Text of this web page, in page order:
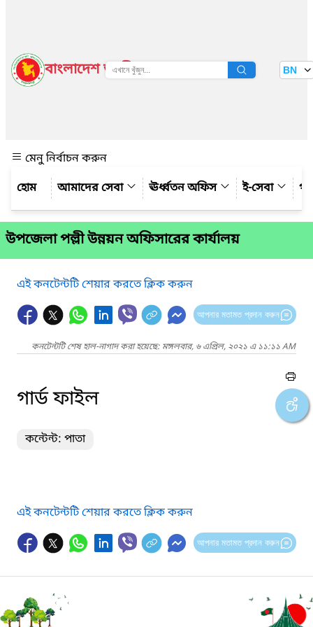
বাংলাদেশ জাতীয় তথ্য বাতায়ন BN
মেনু নির্বাচন করুন
আমাদের সেবা
ঊর্ধ্বতন অফিস ই-সেবা
উপজেলা পল্লী উন্নয়ন অফিসারের কার্যালয়
এই কনটেন্টটি শেয়ার করতে ক্লিক করুন
আপনার মতামত প্রদান করুন
কনটেন্টটি শেষ হাল-নাগাদ করা হয়েছে: মঙ্গলবার, ৬ এপ্রিল, ২০২১ এ ১১:১১ AM
গার্ড ফাইল
কন্টেন্ট: পাতা
এই কনটেন্টটি শেয়ার করতে ক্লিক করুন
আপনার মতামত প্রদান করুন